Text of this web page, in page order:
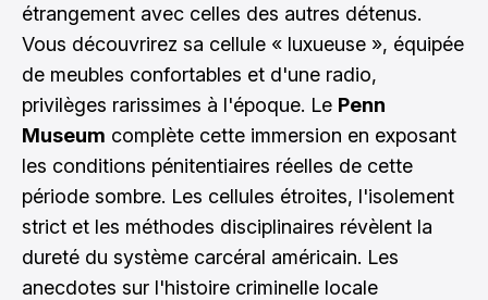
étrangement avec celles des autres détenus.
Vous découvrirez sa cellule « luxueuse », équipée
de meubles confortables et d'une radio,
privilèges rarissimes à l'époque. Le Penn
Museum complète cette immersion en exposant
les conditions pénitentiaires réelles de cette
période sombre. Les cellules étroites, l'isolement
strict et les méthodes disciplinaires révèlent la
dureté du système carcéral américain. Les
anecdotes sur l'histoire criminelle locale